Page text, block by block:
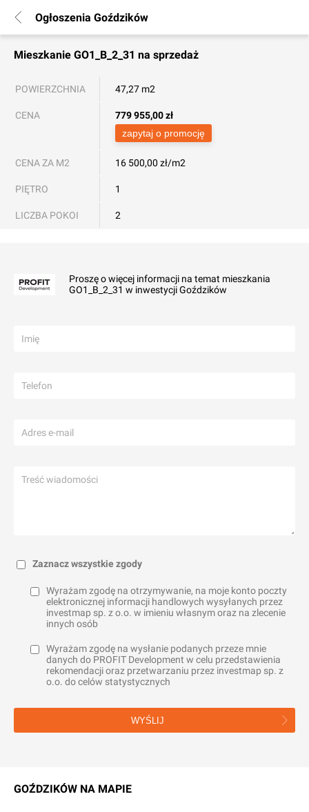
Ogłoszenia Goździków
Mieszkanie GO1_B_2_31 na sprzedaż
POWIERZCHNIA 47,27 m2
CENA 779 955,00zł
zapytaj o promocję
CENA ZA M2 16 500,00 zł/m2
PIĘTRO 1
LICZBA POKOI 2
Proszę o więcej informacji na temat mieszkania
GO1_B_2_31 w inwestycji Goździków
Zaznacz wszystkie zgody
Wyrażam zgodę na otrzymywanie, na moje konto poczty
elektronicznej informacji handlowych wysyłanych przez
investmap sp. z o.o. w imieniu własnym oraz na zlecenie
innych osób
Wyrażam zgodę na wysłanie podanych przeze mnie
danych do PROFIT Development w celu przedstawienia
rekomendacji oraz przetwarzaniu przez investmap sp. z
o.o. do celów statystycznych
WYŚLIJ
GOŹDZIKÓW NA MAPIE